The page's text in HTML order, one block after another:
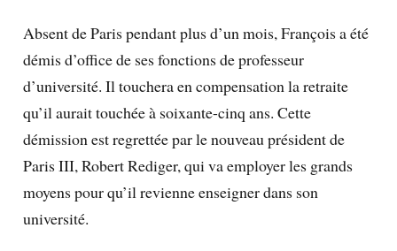
Absent de Paris pendant plus d’un mois, François a été
démis d’office de ses fonctions de professeur
d’université. Il touchera en compensation la retraite
qu’il aurait touchée à soixante-cinq ans. Cette
démission est regrettée par le nouveau président de
Paris III, Robert Rediger, qui va employer les grands
moyens pour qu’il revienne enseigner dans son
université.